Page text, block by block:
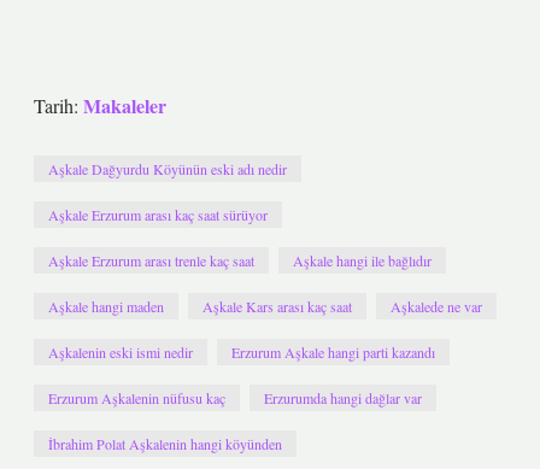
Tarih: Makaleler
Aşkale Dağyurdu Köyünün eski adı nedir
Aşkale Erzurum arası kaç saat sürüyor
Aşkale Erzurum arası trenle kaç saat Aşkale hangi ile bağlıdır
Aşkale hangi maden Aşkale Kars arası kaç saat Aşkalede ne var
Aşkalenin eski ismi nedir Erzurum Aşkale hangi parti kazandı
Erzurum Aşkalenin nüfusu kaç Erzurumda hangi dağlar var
İbrahim Polat Aşkalenin hangi köyünden